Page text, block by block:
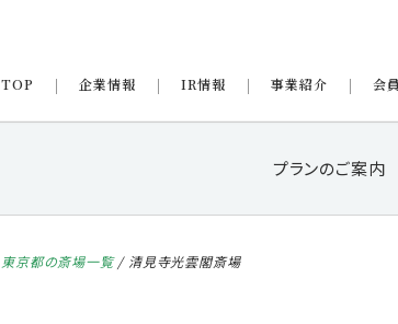
TOP 企業情報 IR情報 事業紹介 会
プランのご案内
東京都の斎場一覧/ 清見寺光雲閣斎場